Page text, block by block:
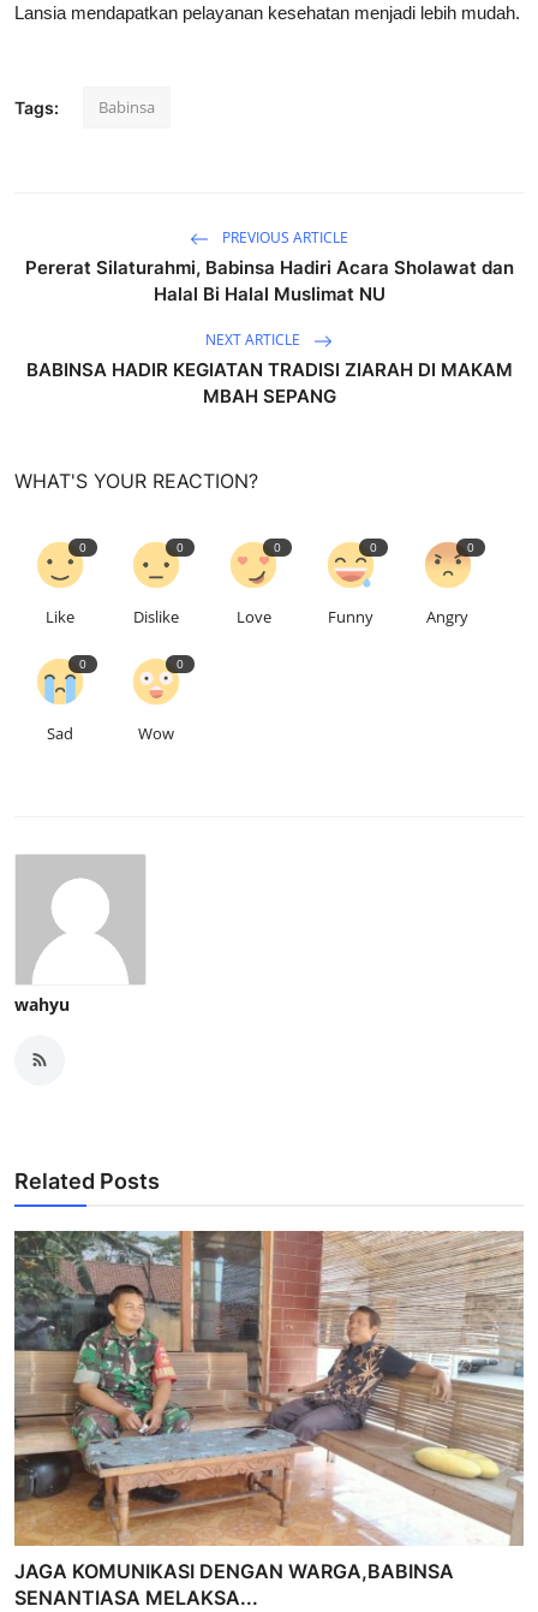
Lansia mendapatkan pelayanan kesehatan menjadi lebih mudah.
Tags: Babinsa
PREVIOUS ARTICLE
Pererat Silaturahmi, Babinsa Hadiri Acara Sholawat dan
Halal Bi Halal Muslimat NU
NEXT ARTICLE
BABINSA HADIR KEGIATAN TRADISI ZIARAH DI MAKAM
MBAH SEPANG
WHAT'S YOUR REACTION?
0
Like
0
Dislike
0
Love
0
Funny
0
Angry
0
Sad
0
Wow
wahyu
Related Posts
JAGA KOMUNIKASI DENGAN WARGA,BABINSA
SENANTIASA MELAKSA...